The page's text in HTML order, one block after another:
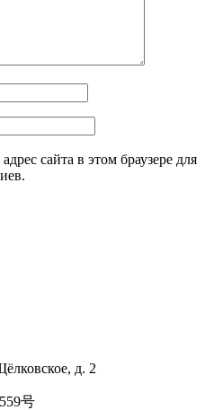
сайта в этом браузере для
д. 2
号